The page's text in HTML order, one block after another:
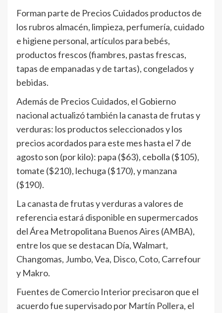
Forman parte de Precios Cuidados productos de
los rubros almacén, limpieza, perfumería, cuidado
e higiene personal, artículos para bebés,
productos frescos (fiambres, pastas frescas,
tapas de empanadas y de tartas), congelados y
bebidas.
Además de Precios Cuidados, el Gobierno
nacional actualizó también la canasta de frutas y
verduras: los productos seleccionados y los
precios acordados para este mes hasta el 7 de
agosto son (por kilo): papa ($63), cebolla ($105),
tomate ($210), lechuga ($170), y manzana
($190).
La canasta de frutas y verduras a valores de
referencia estará disponible en supermercados
del Área Metropolitana Buenos Aires (AMBA),
entre los que se destacan Día, Walmart,
Changomas, Jumbo, Vea, Disco, Coto, Carrefour
y Makro.
Fuentes de Comercio Interior precisaron que el
acuerdo fue supervisado por Martín Pollera, el